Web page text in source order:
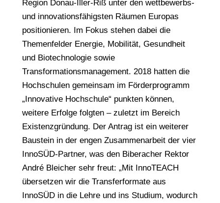
Region Donau-Iller-Riß unter den wettbewerbs-
und innovationsfähigsten Räumen Europas
positionieren. Im Fokus stehen dabei die
Themenfelder Energie, Mobilität, Gesundheit
und Biotechnologie sowie
Transformationsmanagement. 2018 hatten die
Hochschulen gemeinsam im Förderprogramm
„Innovative Hochschule“ punkten können,
weitere Erfolge folgten – zuletzt im Bereich
Existenzgründung. Der Antrag ist ein weiterer
Baustein in der engen Zusammenarbeit der vier
InnoSÜD-Partner, was den Biberacher Rektor
André Bleicher sehr freut: „Mit InnoTEACH
übersetzen wir die Transferformate aus
InnoSÜD in die Lehre und ins Studium, wodurch